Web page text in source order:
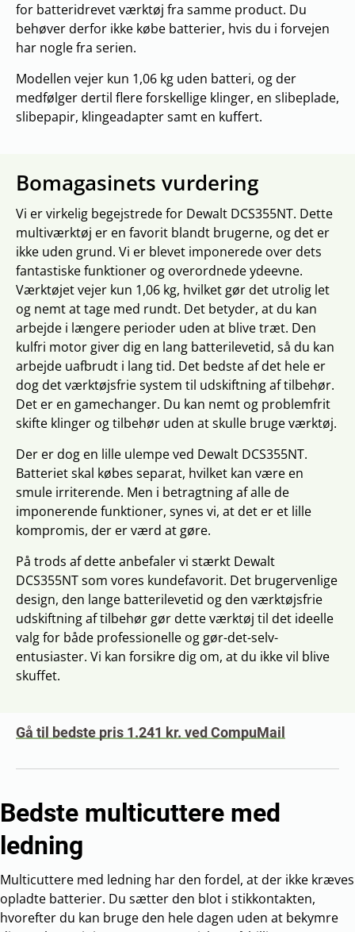
for batteridrevet værktøj fra samme product. Du
behøver derfor ikke købe batterier, hvis du i forvejen
har nogle fra serien.
Modellen vejer kun 1,06 kg uden batteri, og der
medfølger dertil flere forskellige klinger, en slibeplade,
slibepapir, klingeadapter samt en kuffert.
Bomagasinets vurdering
Vi er virkelig begejstrede for Dewalt DCS355NT. Dette
multiværktøj er en favorit blandt brugerne, og det er
ikke uden grund. Vi er blevet imponerede over dets
fantastiske funktioner og overordnede ydeevne.
Værktøjet vejer kun 1,06 kg, hvilket gør det utrolig let
og nemt at tage med rundt. Det betyder, at du kan
arbejde i længere perioder uden at blive træt. Den
kulfri motor giver dig en lang batterilevetid, så du kan
arbejde uafbrudt i lang tid. Det bedste af det hele er
dog det værktøjsfrie system til udskiftning af tilbehør.
Det er en gamechanger. Du kan nemt og problemfrit
skifte klinger og tilbehør uden at skulle bruge værktøj.
Der er dog en lille ulempe ved Dewalt DCS355NT.
Batteriet skal købes separat, hvilket kan være en
smule irriterende. Men i betragtning af alle de
imponerende funktioner, synes vi, at det er et lille
kompromis, der er værd at gøre.
På trods af dette anbefaler vi stærkt Dewalt
DCS355NT som vores kundefavorit. Det brugervenlige
design, den lange batterilevetid og den værktøjsfrie
udskiftning af tilbehør gør dette værktøj til det ideelle
valg for både professionelle og gør-det-selv-
entusiaster. Vi kan forsikre dig om, at du ikke vil blive
skuffet.
Gå til bedste pris 1.241 kr. ved CompuMail
Bedste multicuttere med
ledning
Multicuttere med ledning har den fordel, at der ikke kræves
opladte batterier. Du sætter den blot i stikkontakten,
hvorefter du kan bruge den hele dagen uden at bekymre